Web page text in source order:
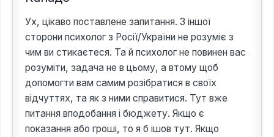
Ух, цікаво поставлене запитання. З іншої
сторони психолог з Росії/України не розуміє з
чим ви стикаєтеся. Та й психолог не повинен вас
розуміти, задача не в цьому, а втому щоб
допомогти вам самим розібратися в своїх
відчуттях, та як з ними справитися. Тут вже
питання вподобання і бюджету. Якщо є
показання або гроші, то я б ішов тут. Якщо